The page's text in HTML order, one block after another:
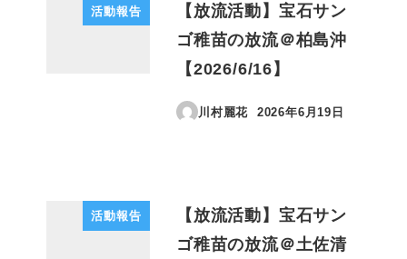
活動報告
【放流活動】宝石サン
ゴ稚苗の放流＠柏島沖
【2026/6/16】
川村麗花
投稿日
2026年6月19日
活動報告
【放流活動】宝石サン
ゴ稚苗の放流＠土佐清